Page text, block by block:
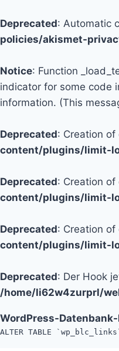
Deprecated: Automatic
policies/akismet-
Notice: Function
indicator for some code
information. (This
Deprecated: Creation
content/plugins/limit-
Deprecated: Creation
content/plugins/limit-
Deprecated: Creation of
content/plugins/limit-
Deprecated: Der Hook
/home/li62w4zurprl/
WordPress-Datenbank-
ALTER TABLE